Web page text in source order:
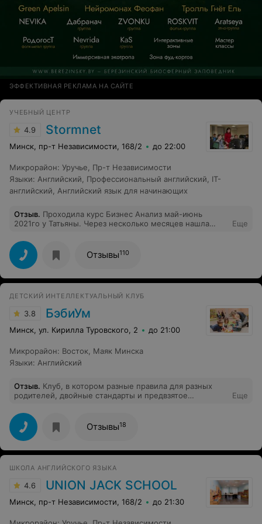
ЭФФЕКТИВНАЯ РЕКЛАМА НА САЙТЕ
УЧЕБНЫЙ ЦЕНТР
4.9 Stormnet
Минск, пр-т Независимости, 168/2 до 22:00
Микрорайон: Уручье, Пр-т Независимости
Языки: Английский, Профессиональный английский, IT-
английский, Английский язык для начинающих
Отзыв. Проходила курс Бизнес Анализ май-июнь
2021го у Татьяны. Через несколько месяцев нашла
компании. Все что изучала на курсах пригодилось на
90%! Да, много нового ещё пришлось изучить, но все
равно информация была полезной и было много
практики, также использовали разные инструменты
Еще
Отзывы110
ДЕТСКИЙ ИНТЕЛЛЕКТУАЛЬНЫЙ КЛУБ
3.8 БэбиУм
Минск, ул. Кирилла Туровского, 2 до 21:00
Микрорайон: Восток, Маяк Минска
Языки: Английский
Отзыв. Клуб, в котором разные правила для разных
родителей, двойные стандарты и предвзятое
возможности отработки. Администратор, которая
говорит: «сейчас выведем вашего ребенка с занятия»
(благо этого не произошло), «я с вами вообще не хочу
разговаривать», и «лучше вы к нам не приходите».
Браво!
Еще
Отзывы18
ШКОЛА АНГЛИЙСКОГО ЯЗЫКА
4.6 UNION JACK SCHOOL
Минск, пр-т Независимости, 168/2 до 21:30